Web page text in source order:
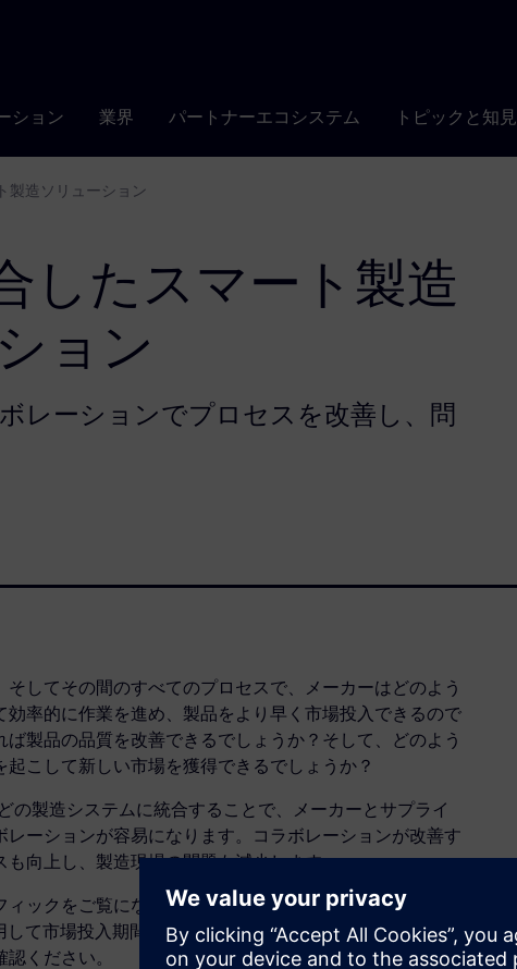
ション 業界 パートナーエコシステム トピックと知見
製造ソリューション
したスマート製造
ョン
レーションでプロセスを改善し、問
そしてその間のすべてのプロセスで、メーカーはどのよう
効率的に作業を進め、製品をより早く市場投入できるので
ば製品の品質を改善できるでしょうか？そして、どのよう
起こして新しい市場を獲得できるでしょうか？
どの製造システムに統合することで、メーカーとサプライ
レーションが容易になります。コラボレーションが改善す
も向上し、製造現場の問題も減少します。
ックをご覧になり、シーメンスのPLMソリューション、
して市場投入期間を短縮し、リスクを軽減しながら利益率
ください。